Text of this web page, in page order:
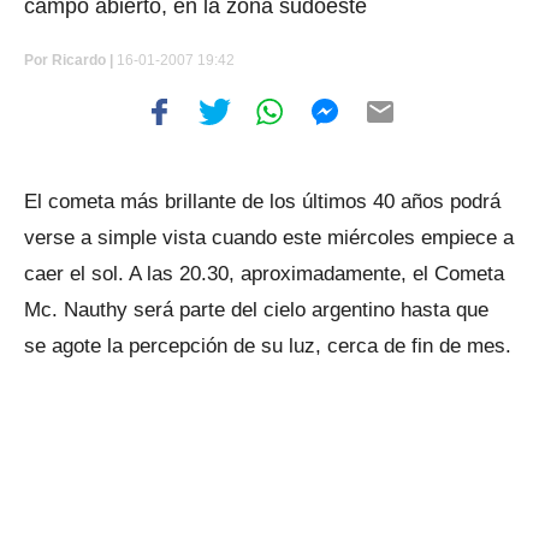
campo abierto, en la zona sudoeste
Por Ricardo | 16-01-2007 19:42
El cometa más brillante de los últimos 40 años podrá
verse a simple vista cuando este miércoles empiece a
caer el sol. A las 20.30, aproximadamente, el Cometa
Mc. Nauthy será parte del cielo argentino hasta que
se agote la percepción de su luz, cerca de fin de mes.